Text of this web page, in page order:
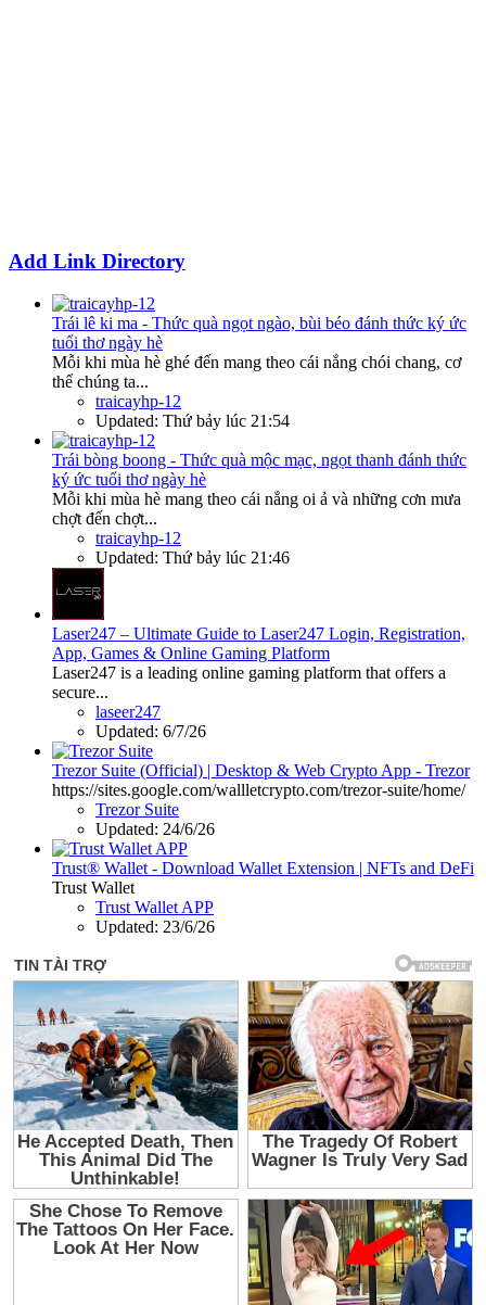
Add Link Directory
Trái lê ki ma - Thức quà ngọt ngào, bùi béo đánh thức ký ức
tuổi thơ ngày hè
Mỗi khi mùa hè ghé đến mang theo cái nắng chói chang, cơ
thể chúng ta...
traicayhp-12
Updated: Thứ bảy lúc 21:54
Trái bòng boong - Thức quà mộc mạc, ngọt thanh đánh thức
ký ức tuổi thơ ngày hè
Mỗi khi mùa hè mang theo cái nắng oi ả và những cơn mưa
chợt đến chợt...
traicayhp-12
Updated: Thứ bảy lúc 21:46
Laser247 – Ultimate Guide to Laser247 Login, Registration,
App, Games & Online Gaming Platform
Laser247 is a leading online gaming platform that offers a
secure...
laseer247
Updated: 6/7/26
Trezor Suite (Official) | Desktop & Web Crypto App - Trezor
https://sites.google.com/wallletcrypto.com/trezor-suite/home/
Trezor Suite
Updated: 24/6/26
Trust® Wallet - Download Wallet Extension | NFTs and DeFi
Trust Wallet
Trust Wallet APP
Updated: 23/6/26